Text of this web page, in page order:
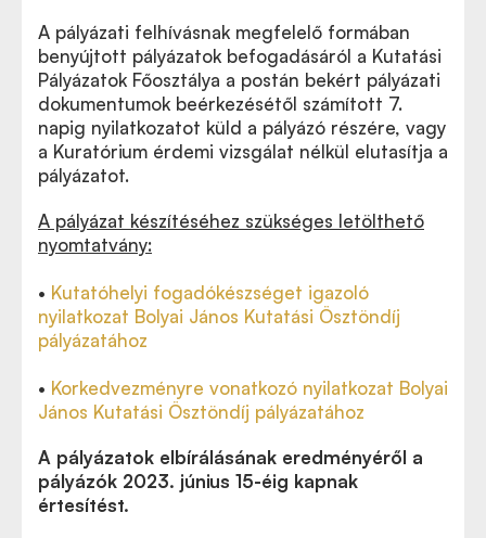
A pályázati felhívásnak megfelelő formában
benyújtott pályázatok befogadásáról a Kutatási
Pályázatok Főosztálya a postán bekért pályázati
dokumentumok beérkezésétől számított 7.
napig nyilatkozatot küld a pályázó részére, vagy
a Kuratórium érdemi vizsgálat nélkül elutasítja a
pályázatot.
A pályázat készítéséhez szükséges letölthető
nyomtatvány:
• Kutatóhelyi fogadókészséget igazoló
nyilatkozat Bolyai János Kutatási Ösztöndíj
pályázatához
• Korkedvezményre vonatkozó nyilatkozat Bolyai
János Kutatási Ösztöndíj pályázatához
A pályázatok elbírálásának eredményéről a
pályázók 2023. június 15-éig kapnak
értesítést.